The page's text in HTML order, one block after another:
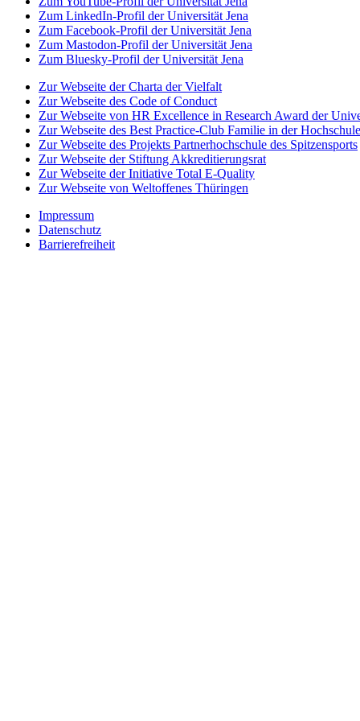
Zum LinkedIn-Profil der Universität Jena
Zum Facebook-Profil der Universität Jena
Zum Mastodon-Profil der Universität Jena
Zum Bluesky-Profil der Universität Jena
Zur Webseite der Charta der Vielfalt
Zur Webseite des Code of Conduct
Zur Webseite von HR Excellence in Research Award der
Zur Webseite des Best Practice-Club Familie in der Hochschule
Zur Webseite des Projekts Partnerhochschule des Spitzensports
Zur Webseite der Stiftung Akkreditierungsrat
Zur Webseite der Initiative Total E-Quality
Zur Webseite von Weltoffenes Thüringen
Impressum
Datenschutz
Barrierefreiheit